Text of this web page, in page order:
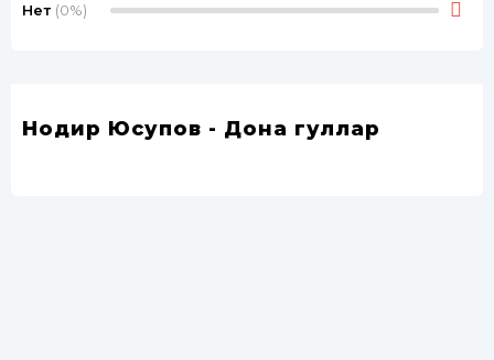
Нет (0%)
Нодир Юсупов - Дона гуллар